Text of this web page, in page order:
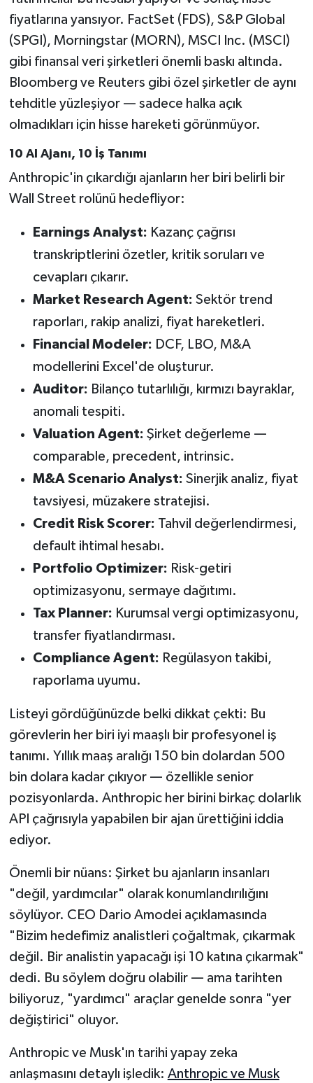
fiyatlarına yansıyor. FactSet (FDS), S&P Global
(SPGI), Morningstar (MORN), MSCI Inc. (MSCI)
gibi finansal veri şirketleri önemli baskı altında.
Bloomberg ve Reuters gibi özel şirketler de aynı
tehditle yüzleşiyor — sadece halka açık
olmadıkları için hisse hareketi görünmüyor.
10 AI Ajanı, 10 İş Tanımı
Anthropic'in çıkardığı ajanların her biri belirli bir
Wall Street rolünü hedefliyor:
Earnings Analyst: Kazanç çağrısı
transkriptlerini özetler, kritik soruları ve
cevapları çıkarır.
Market Research Agent: Sektör trend
raporları, rakip analizi, fiyat hareketleri.
Financial Modeler: DCF, LBO, M&A
modellerini Excel'de oluşturur.
Auditor: Bilanço tutarlılığı, kırmızı bayraklar,
anomali tespiti.
Valuation Agent: Şirket değerleme —
comparable, precedent, intrinsic.
M&A Scenario Analyst: Sinerjik analiz, fiyat
tavsiyesi, müzakere stratejisi.
Credit Risk Scorer: Tahvil değerlendirmesi,
default ihtimal hesabı.
Portfolio Optimizer: Risk-getiri
optimizasyonu, sermaye dağıtımı.
Tax Planner: Kurumsal vergi optimizasyonu,
transfer fiyatlandırması.
Compliance Agent: Regülasyon takibi,
raporlama uyumu.
Listeyi gördüğünüzde belki dikkat çekti: Bu
görevlerin her biri iyi maaşlı bir profesyonel iş
tanımı. Yıllık maaş aralığı 150 bin dolardan 500
bin dolara kadar çıkıyor — özellikle senior
pozisyonlarda. Anthropic her birini birkaç dolarlık
API çağrısıyla yapabilen bir ajan ürettiğini iddia
ediyor.
Önemli bir nüans: Şirket bu ajanların insanları
"değil, yardımcılar" olarak konumlandırılığını
söylüyor. CEO Dario Amodei açıklamasında
"Bizim hedefimiz analistleri çoğaltmak, çıkarmak
değil. Bir analistin yapacağı işi 10 katına çıkarmak"
dedi. Bu söylem doğru olabilir — ama tarihten
biliyoruz, "yardımcı" araçlar genelde sonra "yer
değiştirici" oluyor.
Anthropic ve Musk'ın tarihi yapay zeka
anlaşmasını detaylı işledik: Anthropic ve Musk